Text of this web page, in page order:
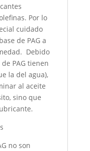
Por lo
cuidado
de PAG a
Debido
PAG tienen
la del agua),
al aceite
sino que
no son